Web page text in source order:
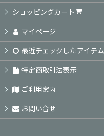
ショッピングカート
マイページ
最近チェックしたアイテム
特定商取引法表示
ご利用案内
お問い合せ